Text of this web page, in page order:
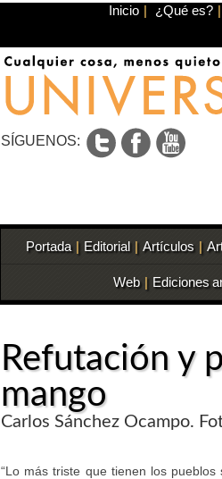
Inicio | ¿Qué es? |
SÍGUENOS:
Portada | Editorial | Artículos |
Web | Ediciones
Refutación y
mango
Carlos Sánchez Ocampo.
“Lo más triste que tienen los